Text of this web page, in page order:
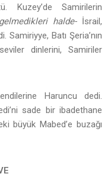
Kuzey’de Samirilerin
halde-İsrail,
Batı Şeria’nın
dinlerini, Samiriler
Haruncu dedi.
sade bir ibadethane
büyük Mabed’e buzağı